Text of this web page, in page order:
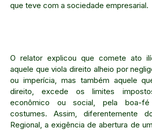
que teve com a sociedade empresarial.
O relator explicou que comete ato
aquele que viola direito alheio por
ou imperícia, mas também aquele
direito, excede os limites
econômico ou social, pela boa-
costumes. Assim, diferentemente
Regional, a exigência de abertura de